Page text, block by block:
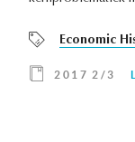
Economic
2017 2/3